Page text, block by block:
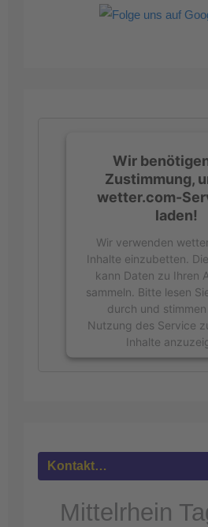
Wir
Zustimmung,
wetter.com-
laden!
Wir verwenden
Inhalte einzubetten.
kann Daten zu Ihren
sammeln. Bitte lesen
durch und
Nutzung des Service
Inhalte
powered by
Management Platform
Kontakt…
Mittelrhein